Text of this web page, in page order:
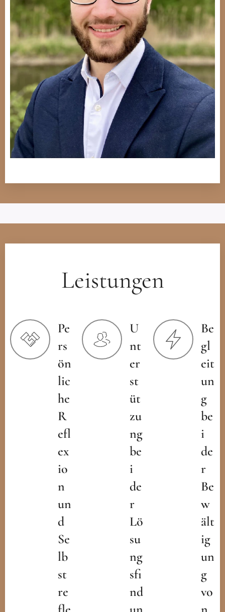
Leistungen
Pe
rs
ön
lic
he
R
efl
ex
io
n
un
d
Se
lb
st
re
U
nt
er
st
üt
zu
ng
be
i
de
r
Lö
su
ng
sfi
nd
Be
gl
eit
un
g
be
i
de
r
Be
w
ält
ig
un
g
vo